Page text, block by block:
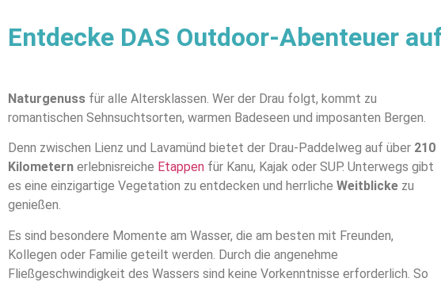
Entdecke DAS Outdoor-Abenteuer
Naturgenuss für alle Altersklassen. Wer der Drau folgt, kommt zu
romantischen Sehnsuchtsorten, warmen Badeseen und imposanten Bergen.
Denn zwischen Lienz und Lavamünd bietet der Drau-Paddelweg auf über 210
Kilometern erlebnisreiche Etappen für Kanu, Kajak oder SUP. Unterwegs gibt
es eine einzigartige Vegetation zu entdecken und herrliche Weitblicke zu
genießen.
Es sind besondere Momente am Wasser, die am besten mit Freunden,
Kollegen oder Familie geteilt werden. Durch die angenehme
Fließgeschwindigkeit des Wassers sind keine Vorkenntnisse erforderlich. So